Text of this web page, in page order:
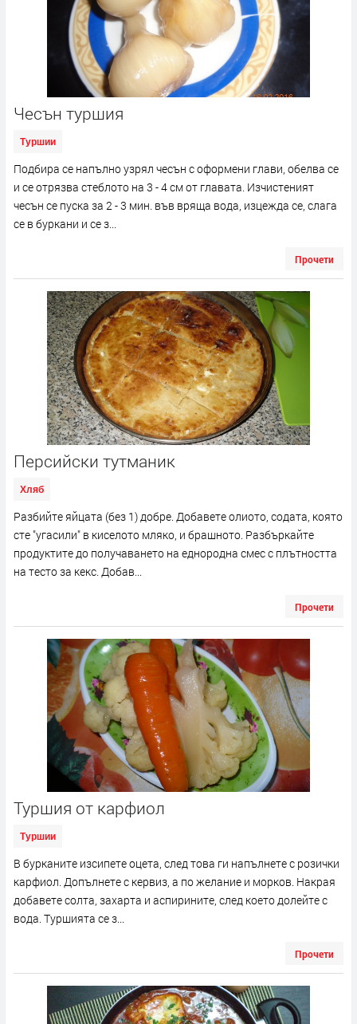
Чесън туршия
Туршии
Подбира се напълно узрял чесън с оформени глави, обелва се
и се отрязва стеблото на 3 - 4 см от главата. Изчистеният
чесън се пуска за 2 - 3 мин. във вряща вода, изцежда се, слага
се в буркани и се з...
Прочети
Персийски тутманик
Хляб
Разбийте яйцата (без 1) добре. Добавете олиото, содата, която
сте "угасили" в киселото мляко, и брашното. Разбъркайте
продуктите до получаването на еднородна смес с плътността
на тесто за кекс. Добав...
Прочети
Туршия от карфиол
Туршии
В бурканите изсипете оцета, след това ги напълнете с розички
карфиол. Допълнете с кервиз, а по желание и морков. Накрая
добавете солта, захарта и аспирините, след което долейте с
вода. Туршията се з...
Прочети